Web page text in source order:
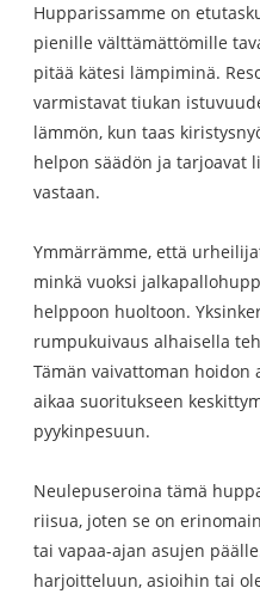
Hupparissamme on
pienille välttämättömille
pitää kätesi lämpiminä.
varmistavat tiukan
lämmön, kun taas
helpon säädön ja tarjoavat
vastaan.
Ymmärrämme, että
minkä vuoksi
helppoon huoltoon.
rumpukuivaus alhaisella
Tämän vaivattoman hoidon
aikaa suoritukseen
pyykinpesuun.
Neulepuseroina tämä
riisua, joten se on
tai vapaa-ajan asujen
harjoitteluun, asioihin tai